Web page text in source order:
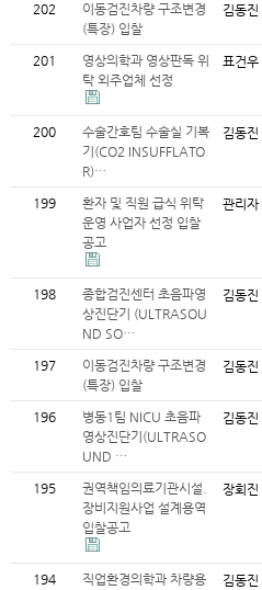
202
이동검진차량 구조변경
(특장) 입찰
김동진
201
영상의학과 영상판독 위
탁 외주업체 선정
표건우
200
수술간호팀 수술실 기복
기(CO2 INSUFFLATO
R)…
김동진
199
환자 및 직원 급식 위탁
운영 사업자 선정 입찰
공고
관리자
198
종합검진센터 초음파영
상진단기 (ULTRASOU
ND SO…
김동진
197
이동검진차량 구조변경
(특장) 입찰
김동진
196
병동1팀 NICU 초음파
영상진단기(ULTRASO
UND …
김동진
195
권역책임의료기관시설.
장비지원사업 설계용역
입찰공고
장회진
194
직업환경의학과 차량용
김동진